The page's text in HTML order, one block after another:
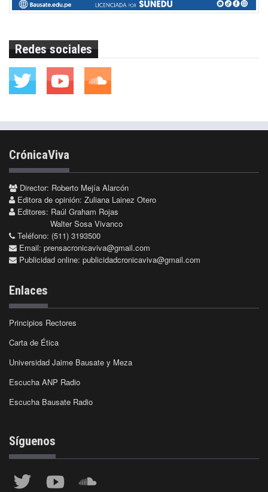
Redes sociales
CrónicaViva
Director: Roberto Mejía Alarcón
Editora de opinión: Zuliana Lainez Otero
Editores: Raúl Graham Rojas
Walter Sosa Vivanco
Teléfono: (511) 3193500
Email: prensacronicaviva@gmail.com
Publicidad online: publicidadcronicaviva@gmail.com
Enlaces
Principios Rectores
Carta de Ética
Universidad Jaime Bausate y Meza
Escucha ANP Radio
Escucha Bausate Radio
Síguenos